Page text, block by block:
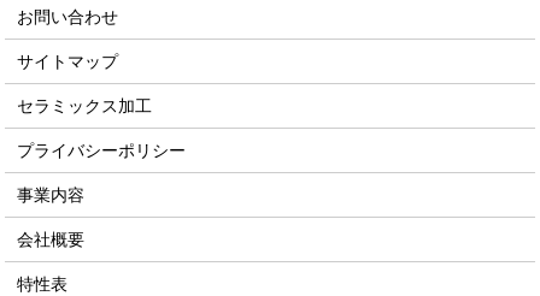
お問い合わせ
サイトマップ
セラミックス加工
プライバシーポリシー
事業内容
会社概要
特性表